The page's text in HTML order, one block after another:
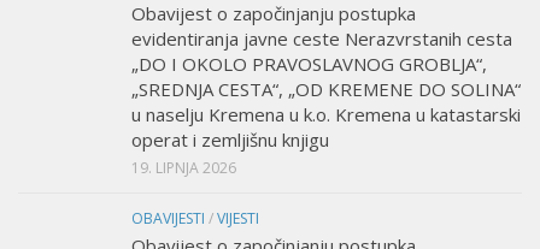
Obavijest o započinjanju postupka
evidentiranja javne ceste Nerazvrstanih cesta
„DO I OKOLO PRAVOSLAVNOG GROBLJA“,
„SREDNJA CESTA“, „OD KREMENE DO SOLINA“
u naselju Kremena u k.o. Kremena u katastarski
operat i zemljišnu knjigu
19. LIPNJA 2026
OBAVIJESTI /VIJESTI